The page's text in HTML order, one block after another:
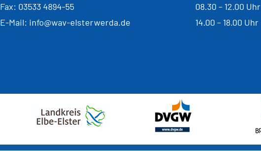
Fax: 03533 4894-55
E-Mail: info@wav-elsterwerda.de
08.30 – 12.00 Uhr
14.00 – 18.00 Uhr